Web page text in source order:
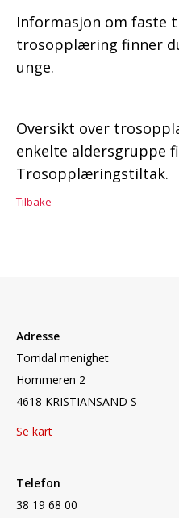
Informasjon om faste
trosopplæring finner
unge.
Oversikt over
enkelte aldersgruppe
Trosopplæringstiltak.
Tilbake
Adresse
Torridal menighet
Hommeren 2
4618 KRISTIANSAND S
Se kart
Telefon
38 19 68 00